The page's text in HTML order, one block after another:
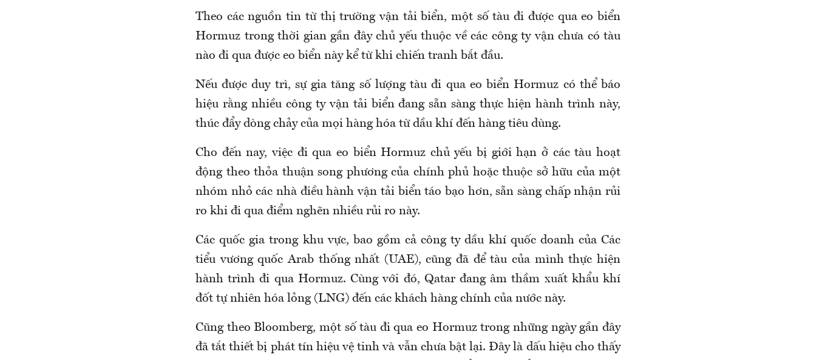
Theo các nguồn tin từ thị trường vận tải biển, một số tàu đi được qua eo biển
Hormuz trong thời gian gần đây chủ yếu thuộc về các công ty vận chưa có tàu
nào đi qua được eo biển này kể từ khi chiến tranh bắt đầu.
Nếu được duy trì, sự gia tăng số lượng tàu đi qua eo biển Hormuz có thể báo
hiệu rằng nhiều công ty vận tải biển đang sẵn sàng thực hiện hành trình này,
thúc đẩy dòng chảy của mọi hàng hóa từ dầu khí đến hàng tiêu dùng.
Cho đến nay, việc đi qua eo biển Hormuz chủ yếu bị giới hạn ở các tàu hoạt
động theo thỏa thuận song phương của chính phủ hoặc thuộc sở hữu của một
nhóm nhỏ các nhà điều hành vận tải biển táo bạo hơn, sẵn sàng chấp nhận rủi
ro khi đi qua điểm nghẽn nhiều rủi ro này.
Các quốc gia trong khu vực, bao gồm cả công ty dầu khí quốc doanh của Các
tiểu vương quốc Arab thống nhất (UAE), cũng đã để tàu của mình thực hiện
hành trình đi qua Hormuz. Cùng với đó, Qatar đang âm thầm xuất khẩu khí
đốt tự nhiên hóa lỏng (LNG) đến các khách hàng chính của nước này.
Cũng theo Bloomberg, một số tàu đi qua eo Hormuz trong những ngày gần đây
đã tắt thiết bị phát tín hiệu vệ tinh và vẫn chưa bật lại. Đây là dấu hiệu cho thấy